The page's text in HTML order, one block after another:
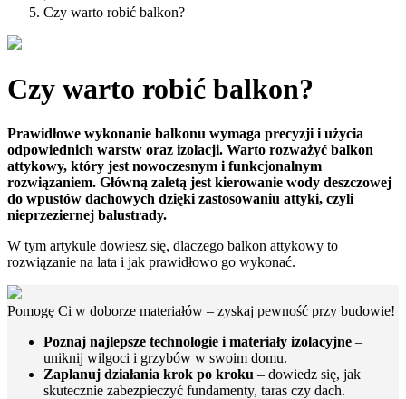
Czy warto robić balkon?
Czy warto robić balkon?
Prawidłowe wykonanie balkonu wymaga precyzji i użycia
odpowiednich warstw oraz izolacji. Warto rozważyć balkon
attykowy, który jest nowoczesnym i funkcjonalnym
rozwiązaniem. Główną zaletą jest kierowanie wody deszczowej
do wpustów dachowych dzięki zastosowaniu attyki, czyli
nieprzeziernej balustrady.
W tym artykule dowiesz się, dlaczego balkon attykowy to
rozwiązanie na lata i jak prawidłowo go wykonać.
Pomogę Ci w doborze materiałów – zyskaj pewność przy budowie!
Poznaj najlepsze technologie i materiały izolacyjne –
uniknij wilgoci i grzybów w swoim domu.
Zaplanuj działania krok po kroku – dowiedz się, jak
skutecznie zabezpieczyć fundamenty, taras czy dach.